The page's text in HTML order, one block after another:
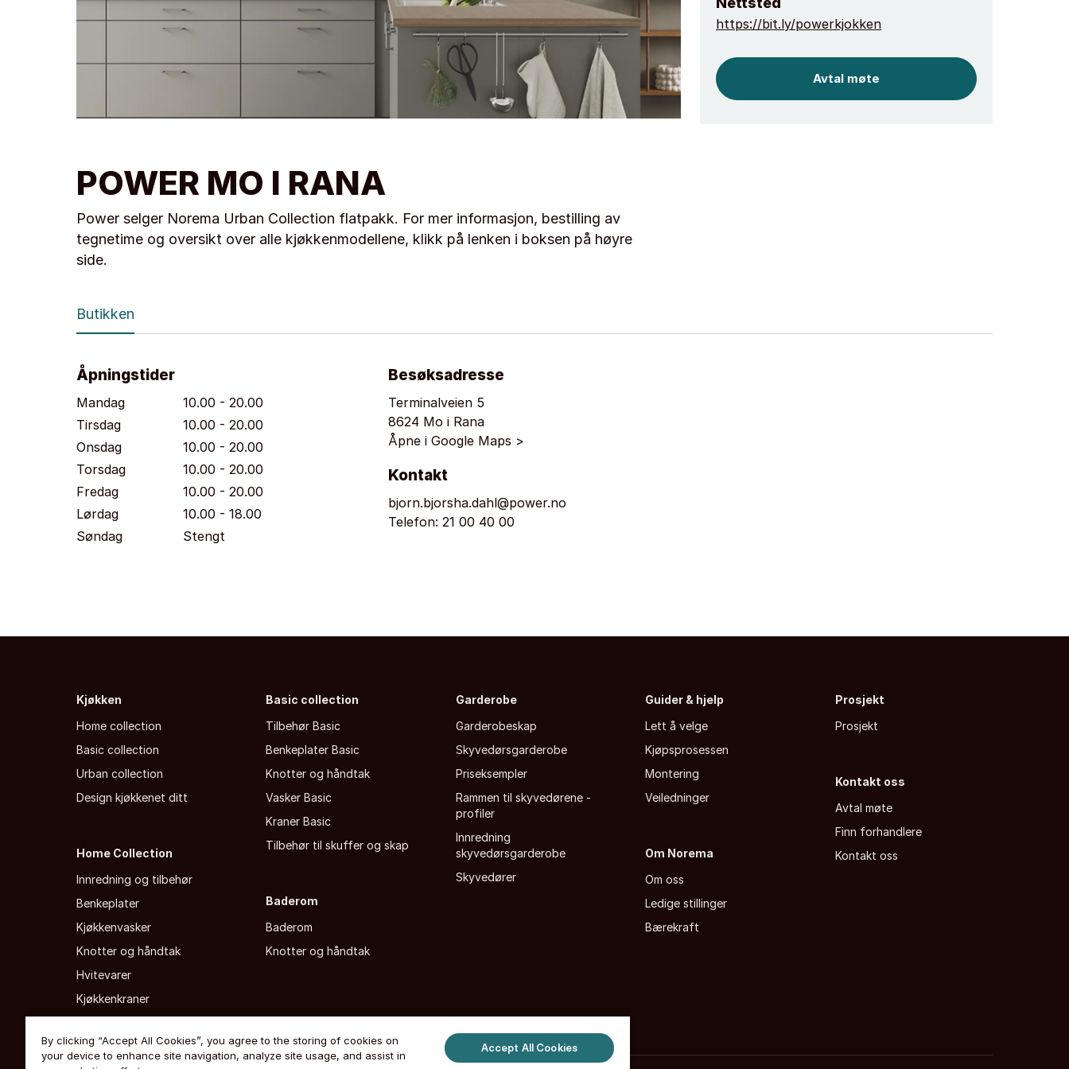
https://bit.ly/powerkjokken
Avtal møte
POWER MO I RANA
Power selger Norema Urban Collection flatpakk. For mer informasjon, bestilling av
tegnetime og oversikt over alle kjøkkenmodellene, klikk på lenken i boksen på høyre
side.
Butikken
Åpningstider
Mandag
10.00 - 20.00
Tirsdag
10.00 - 20.00
Onsdag
10.00 - 20.00
Torsdag
10.00 - 20.00
Fredag
10.00 - 20.00
Lørdag
10.00 - 18.00
Søndag
Stengt
Besøksadresse
Terminalveien 5
8624 Mo i Rana
Åpne i Google Maps >
Kontakt
bjorn.bjorsha.dahl@power.no
Telefon: 21 00 40 00
Kjøkken
Home collection
Basic collection
Urban collection
Design kjøkkenet ditt
Home Collection
Innredning og tilbehør
Benkeplater
Kjøkkenvasker
Knotter og håndtak
Hvitevarer
Kjøkkenkraner
Basic collection
Tilbehør Basic
Benkeplater Basic
Knotter og håndtak
Vasker Basic
Kraner Basic
Tilbehør til skuffer og skap
Baderom
Baderom
Knotter og håndtak
Garderobe
Garderobeskap
Skyvedørsgarderobe
Priseksempler
Rammen til skyvedørene -
profiler
Innredning
skyvedørsgarderobe
Skyvedører
Guider & hjelp
Lett å velge
Kjøpsprosessen
Montering
Veiledninger
Om Norema
Om oss
Ledige stillinger
Bærekraft
Prosjekt
Prosjekt
Kontakt oss
Avtal møte
Finn forhandlere
Kontakt oss
By clicking “Accept All Cookies”, you agree to the storing of cookies on
your device to enhance site navigation, analyze site usage, and assist in
Accept All Cookies